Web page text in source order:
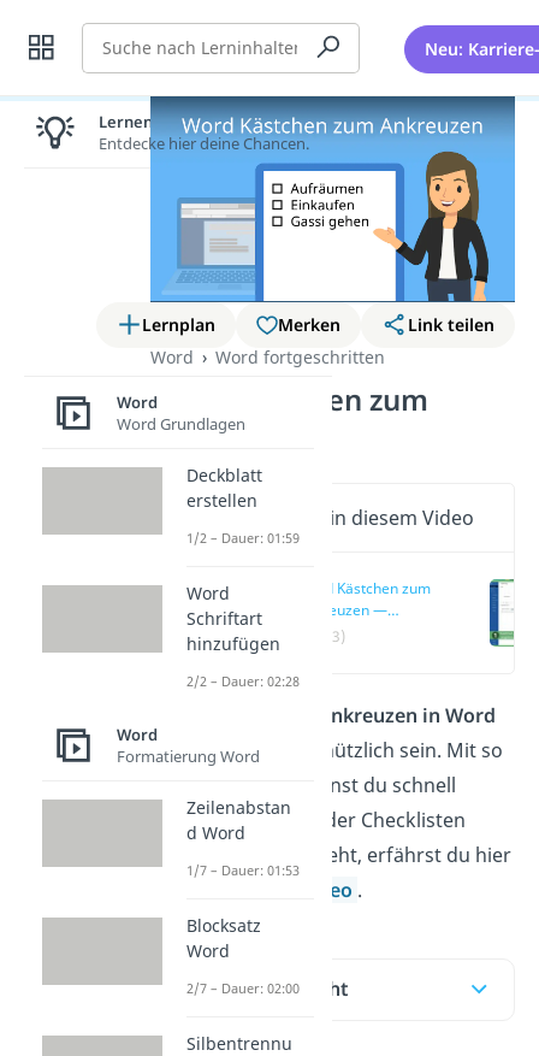
Suche Neu:
Lernplan Merken
Link teilen
Word
Word fortgeschritten
Word Kästchen zum
Ankreuzen
Wichtige Inhalte in diesem Video
Word Kästchen zum
Ankreuzen —
Anleitung
(00:13)
Kästchen zum Ankreuzen in Word
kann für dich sehr nützlich sein. Mit so
einer Checkbox kannst du schnell
Ja/Nein-Abfragen oder Checklisten
erstellen. Wie das geht, erfährst du hier
Video .
Inhaltsübersicht
Lernen lohnt sich!
Entdecke hier deine Chancen.
Word
Word Grundlagen
Deckblatt
erstellen
1/2 – Dauer: 01:59
Word
Schriftart
hinzufügen
2/2 – Dauer: 02:28
Word
Formatierung Word
Zeilenabstan
d Word
1/7 – Dauer: 01:53
Blocksatz
Word
2/7 – Dauer: 02:00
Silbentrennu